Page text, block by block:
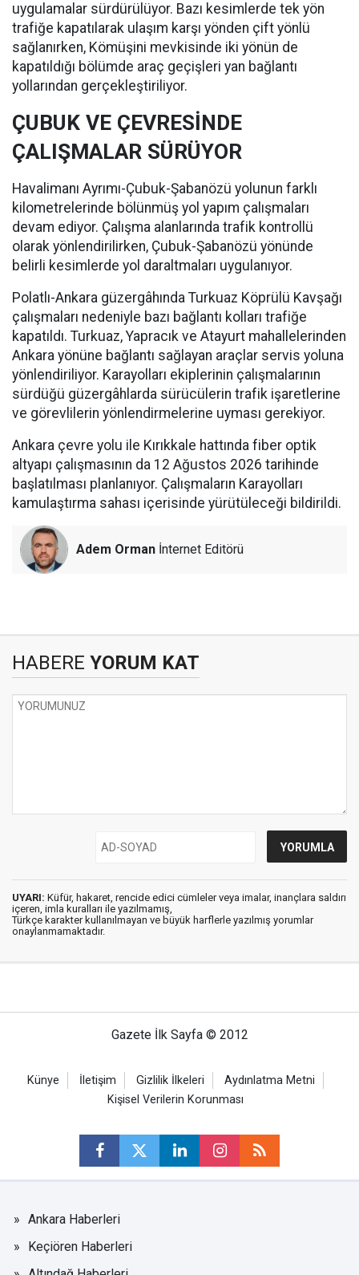
uygulamalar sürdürülüyor. Bazı kesimlerde tek yön
trafiğe kapatılarak ulaşım karşı yönden çift yönlü
sağlanırken, Kömüşini mevkisinde iki yönün de
kapatıldığı bölümde araç geçişleri yan bağlantı
yollarından gerçekleştiriliyor.
ÇUBUK VE ÇEVRESİNDE
ÇALIŞMALAR SÜRÜYOR
Havalimanı Ayrımı-Çubuk-Şabanözü yolunun farklı
kilometrelerinde bölünmüş yol yapım çalışmaları
devam ediyor. Çalışma alanlarında trafik kontrollü
olarak yönlendirilirken, Çubuk-Şabanözü yönünde
belirli kesimlerde yol daraltmaları uygulanıyor.
Polatlı-Ankara güzergâhında Turkuaz Köprülü Kavşağı
çalışmaları nedeniyle bazı bağlantı kolları trafiğe
kapatıldı. Turkuaz, Yapracık ve Atayurt mahallelerinden
Ankara yönüne bağlantı sağlayan araçlar servis yoluna
yönlendiriliyor. Karayolları ekiplerinin çalışmalarının
sürdüğü güzergâhlarda sürücülerin trafik işaretlerine
ve görevlilerin yönlendirmelerine uyması gerekiyor.
Ankara çevre yolu ile Kırıkkale hattında fiber optik
altyapı çalışmasının da 12 Ağustos 2026 tarihinde
başlatılması planlanıyor. Çalışmaların Karayolları
kamulaştırma sahası içerisinde yürütüleceği bildirildi.
Adem Orman İnternet Editörü
HABERE YORUM KAT
UYARI: Küfür, hakaret, rencide edici cümleler veya imalar, inançlara saldırı
içeren, imla kuralları ile yazılmamış,
Türkçe karakter kullanılmayan ve büyük harflerle yazılmış yorumlar
onaylanmamaktadır.
Gazete İlk Sayfa © 2012
Künye İletişim Gizlilik İlkeleri
Aydınlatma Metni
Kişisel Verilerin Korunması
Ankara Haberleri
Keçiören Haberleri